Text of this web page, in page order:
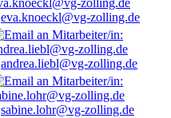
eva.knoeckl@vg-zolling.de
andrea.liebl@vg-zolling.de
sabine.lohr@vg-zolling.de